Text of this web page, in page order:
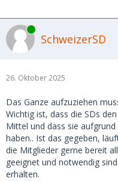
Online
SchweizerSD
26. Oktober 2025
Das Ganze aufzuziehen
Wichtig ist, dass die SDs
Mittel und dass sie
haben.. Ist das gegeben,
die Mitglieder gerne bereit
geeignet und notwendig
erhalten.